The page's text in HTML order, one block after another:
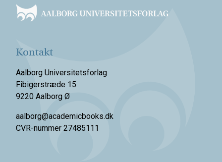
Kontakt
Aalborg Universitetsforlag
Fibigerstræde 15
9220 Aalborg Ø
aalborg@academicbooks.dk
CVR-nummer 27485111